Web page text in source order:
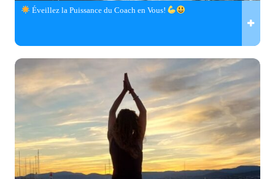
Éveillez la Puissance du Coach en Vous!